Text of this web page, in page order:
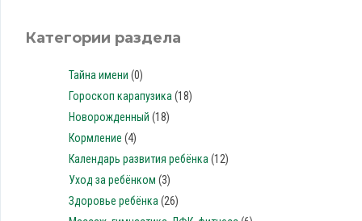
Категории раздела
Тайна имени (0)
Гороскоп карапузика (18)
Новорожденный (18)
Кормление (4)
Календарь развития ребёнка (12)
Уход за ребёнком (3)
Здоровье ребёнка (26)